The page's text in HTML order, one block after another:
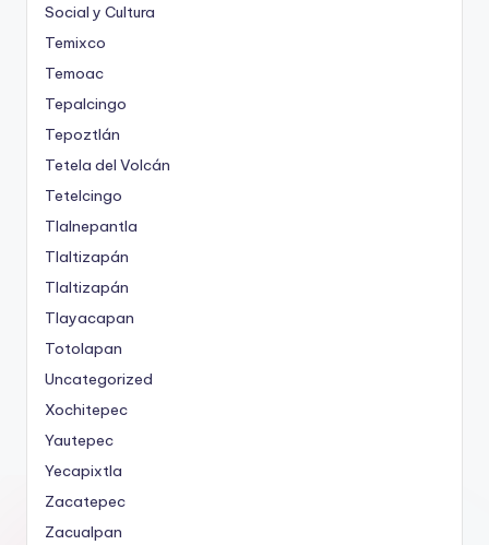
Social y Cultura
Temixco
Temoac
Tepalcingo
Tepoztlán
Tetela del Volcán
Tetelcingo
Tlalnepantla
Tlaltizapán
Tlaltizapán
Tlayacapan
Totolapan
Uncategorized
Xochitepec
Yautepec
Yecapixtla
Zacatepec
Zacualpan